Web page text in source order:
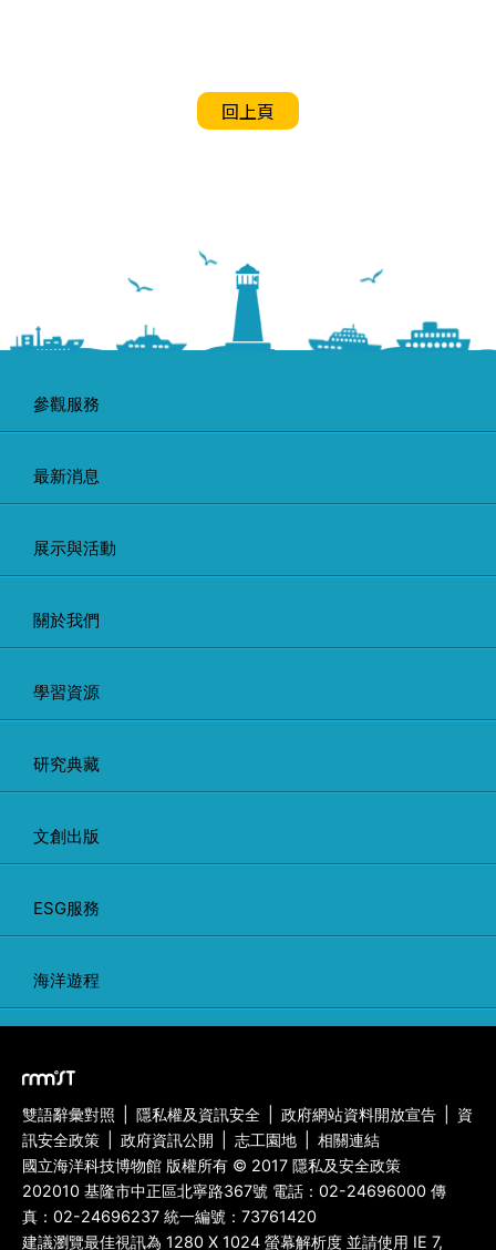
回上頁
參觀服務
最新消息
展示與活動
關於我們
學習資源
研究典藏
文創出版
ESG服務
海洋遊程
雙語辭彙對照 隱私權及資訊安全 政府網站資料開放宣告
資
訊安全政策
政府資訊公開 志工園地
相關連結
國立海洋科技博物館 版權所有 © 2017 隱私及安全政策
202010 基隆市中正區北寧路367號 電話： 02-24696000 傳
真： 02-24696237 統一編號：73761420
建議瀏覽最佳視訊為 1280 X 1024 螢幕解析度 並請使用 IE 7,